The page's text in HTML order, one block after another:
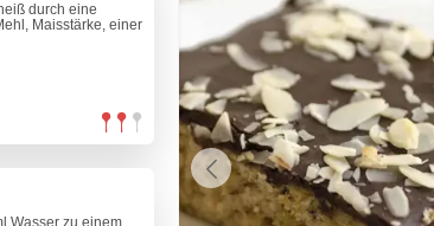
durch eine
Maisstärke, einer
Previous